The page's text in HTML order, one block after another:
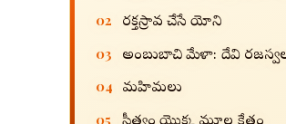
02 రక్తస్రావ చేసే యోని
03 అంబుబాచి మేళా: దేవి
04 మహిమలు
05